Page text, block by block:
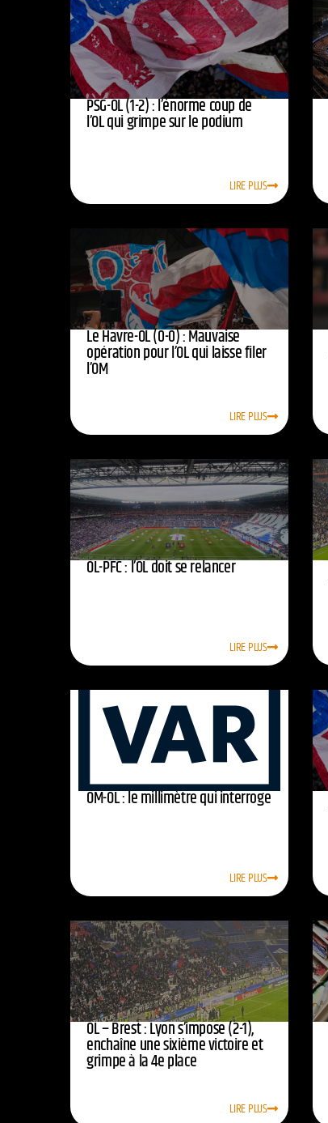
PSG-OL (1-2) : l’énorme coup de
l’OL qui grimpe sur le podium
LIRE PLUS
Le Havre-OL (0-0) : Mauvaise
opération pour l’OL qui laisse filer
l’OM
LIRE PLUS
OL-PFC : l’OL doit se relancer
LIRE PLUS
OM-OL : le millimètre qui interroge
LIRE PLUS
OL – Brest : Lyon s’impose (2-1),
enchaîne une sixième victoire et
grimpe à la 4e place
LIRE PLUS